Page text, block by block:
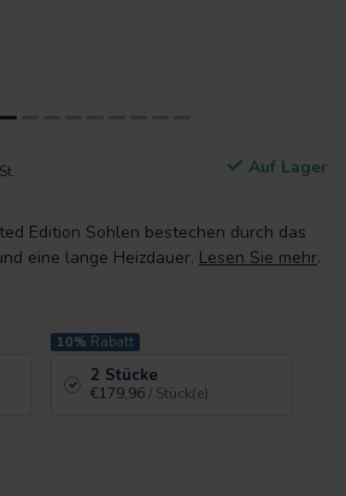
Auf Lager
Edition Sohlen bestechen durch das
eine lange Heizdauer. Lesen Sie mehr.
10% Rabatt
2 Stücke
€179,96/ Stück(e)